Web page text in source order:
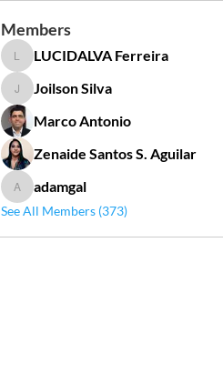
Members
LUCIDALVA Ferreira
LUCIDALVA Ferreira
Joilson Silva
Joilson Silva
Marco Antonio
Zenaide Santos S. Aguilar
adamgal
adamgal
See All Members (373)